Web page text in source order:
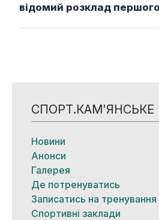
відомий розклад
СПОРТ.КАМ'ЯНСЬКЕ
Новини
Анонси
Галерея
Де потренуватись
Записатись на тренування
Спортивні заклади